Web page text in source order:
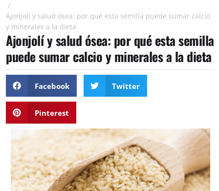
/
Ajonjolí y salud ósea: por qué esta semilla puede sumar calcio
y minerales a la dieta
Ajonjolí y salud ósea: por qué esta semilla
puede sumar calcio y minerales a la dieta
Facebook Twitter
Pinterest